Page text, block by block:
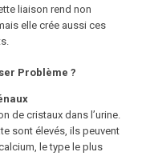
liaison rend non
elle crée aussi ces
Problème ?
de cristaux dans l’urine.
sont élevés, ils peuvent
le type le plus